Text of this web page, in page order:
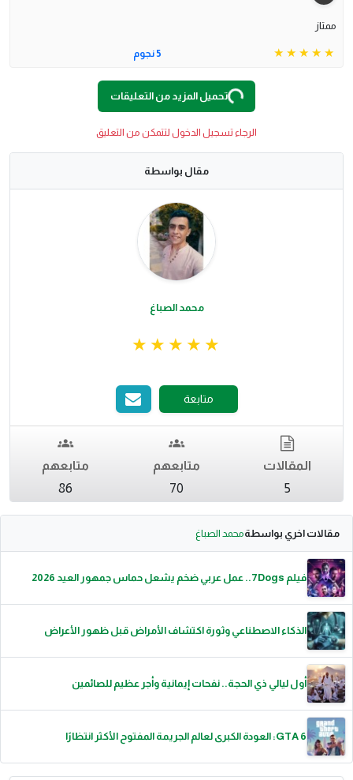
ممتاز
5 نجوم
L
.تحميل المزيد من التعليقات
الرجاء تسجيل الدخول لتتمكن من التعليق
مقال بواسطة
محمد الصباغ
متابعة
المقالات
5
متابعهم
70
متابعهم
86
مقالات اخري بواسطةمحمد الصباغ
فيلم 7Dogs.. عمل عربي ضخم يشعل حماس جمهور العيد 2026
الذكاء الاصطناعي وثورة اكتشاف الأمراض قبل ظهور الأعراض
أول ليالي ذي الحجة.. نفحات إيمانية وأجر عظيم للصائمين
GTA 6: العودة الكبرى لعالم الجريمة المفتوح الأكثر انتظارًا